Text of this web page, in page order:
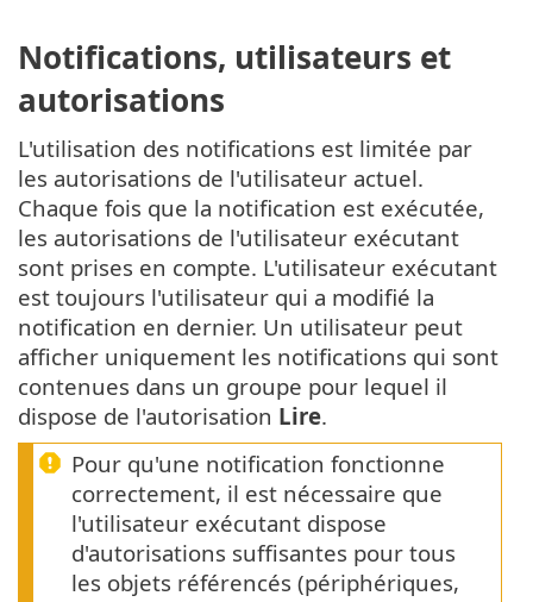
Notifications, utilisateurs et
autorisations
L'utilisation des notifications est limitée par
les autorisations de l'utilisateur actuel.
Chaque fois que la notification est exécutée,
les autorisations de l'utilisateur exécutant
sont prises en compte. L'utilisateur exécutant
est toujours l'utilisateur qui a modifié la
notification en dernier. Un utilisateur peut
afficher uniquement les notifications qui sont
contenues dans un groupe pour lequel il
dispose de l'autorisation Lire.
Pour qu'une notification fonctionne
correctement, il est nécessaire que
l'utilisateur exécutant dispose
d'autorisations suffisantes pour tous
les objets référencés (périphériques,